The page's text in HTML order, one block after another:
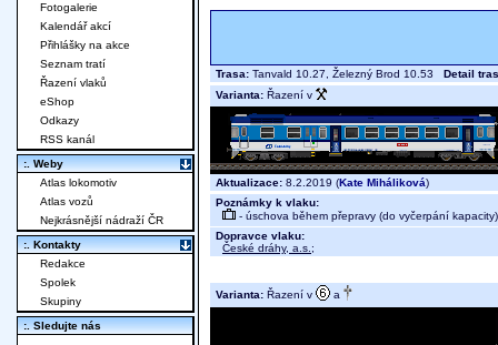
Trasa: Tanvald 10.27, Železný Brod 10.53 Detail
Varianta: Řazení v
Aktualizace: 8.2.2019 (Kate Miháliková)
Poznámky k vlaku:
- úschova během přepravy (do vyčerpání kapacity)
Dopravce vlaku:
České dráhy, a.s. ;
Varianta: Řazení v a
Fotogalerie
Kalendář akcí
Přihlášky na akce
Seznam tratí
Řazení vlaků
eShop
Odkazy
RSS kanál
:. Weby
Atlas lokomotiv
Atlas vozů
Nejkrásnější nádraží ČR
:. Kontakty
Redakce
Spolek
Skupiny
:. Sledujte nás